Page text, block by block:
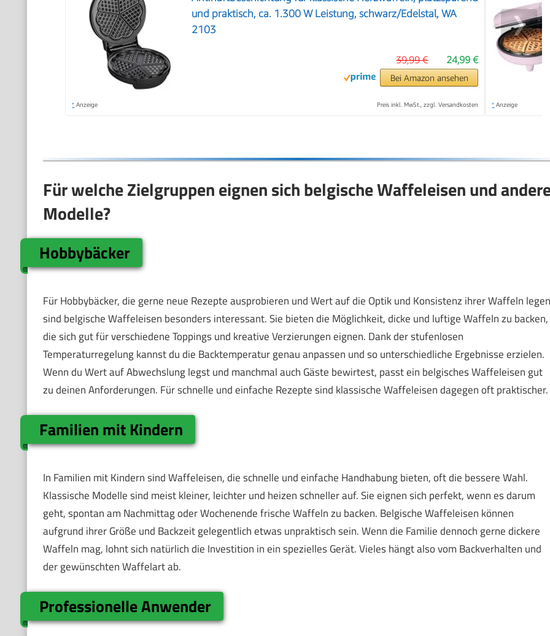
und praktisch, ca. 1.300 W Leistung, schwarz/Edelstal, WA
2103
24,99 €
39,99 €
Bei Amazon ansehen
* Anzeige Preis inkl. MwSt., zzgl. Versandkosten * Anzeige
❯
Für welche Zielgruppen eignen sich belgische Waffeleisen und
Modelle?
Hobbybäcker
Für Hobbybäcker, die gerne neue Rezepte ausprobieren und Wert auf die Optik und Konsistenz ihrer Waffeln
sind belgische Waffeleisen besonders interessant. Sie bieten die Möglichkeit, dicke und luftige Waffeln zu backen,
die sich gut für verschiedene Toppings und kreative Verzierungen eignen. Dank der stufenlosen
Temperaturregelung kannst du die Backtemperatur genau anpassen und so unterschiedliche Ergebnisse erzielen.
Wenn du Wert auf Abwechslung legst und manchmal auch Gäste bewirtest, passt ein belgisches Waffeleisen gut
zu deinen Anforderungen. Für schnelle und einfache Rezepte sind klassische Waffeleisen dagegen oft praktischer.
Familien mit Kindern
In Familien mit Kindern sind Waffeleisen, die schnelle und einfache Handhabung bieten, oft die bessere Wahl.
Klassische Modelle sind meist kleiner, leichter und heizen schneller auf. Sie eignen sich perfekt, wenn es darum
geht, spontan am Nachmittag oder Wochenende frische Waffeln zu backen. Belgische Waffeleisen können
aufgrund ihrer Größe und Backzeit gelegentlich etwas unpraktisch sein. Wenn die Familie dennoch gerne dickere
Waffeln mag, lohnt sich natürlich die Investition in ein spezielles Gerät. Vieles hängt also vom Backverhalten und
der gewünschten Waffelart ab.
Professionelle Anwender